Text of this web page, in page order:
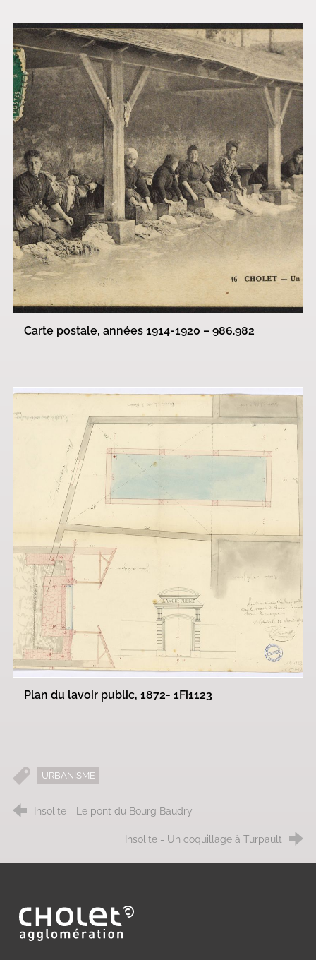
Carte postale, années 1914-1920 – 986.982
Plan du lavoir public, 1872- 1Fi1123
URBANISME
Insolite - Le pont du Bourg Baudry
Insolite - Un coquillage à Turpault
Ville de Cholet